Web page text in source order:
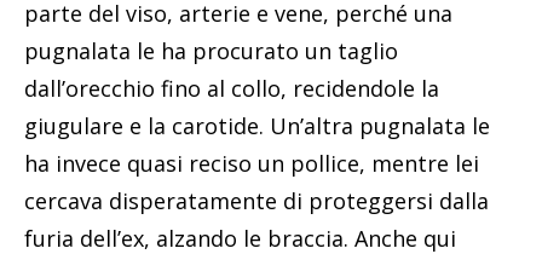
parte del viso, arterie e vene, perché una
pugnalata le ha procurato un taglio
dall’orecchio fino al collo, recidendole la
giugulare e la carotide. Un’altra pugnalata le
ha invece quasi reciso un pollice, mentre lei
cercava disperatamente di proteggersi dalla
furia dell’ex, alzando le braccia. Anche qui